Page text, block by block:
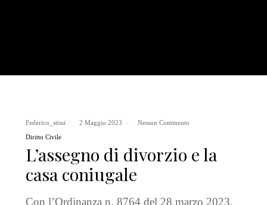
Federico_stissi 2 Maggio 2023
Nessun Commento
Diritto Civile
L’assegno di divorzio e la
casa coniugale
Con l’Ordinanza n. 8764 del 28 marzo 2023,